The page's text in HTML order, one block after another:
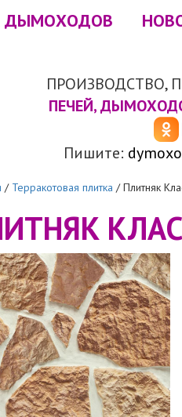
ДЫМОХОДОВ
ПРОИЗВОДСТВО,
ПЕЧЕЙ,
Пишите:
/ Терракотовая плитка / Плитняк